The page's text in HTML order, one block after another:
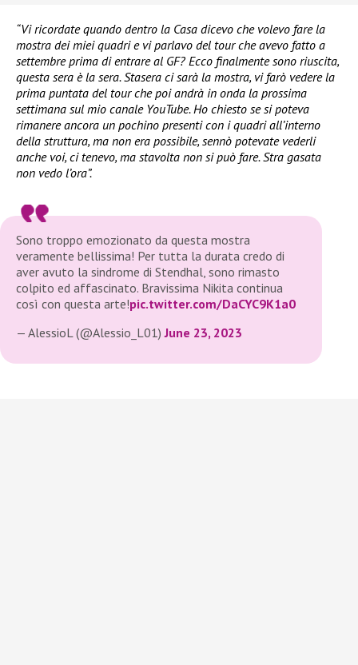
“Vi ricordate quando dentro la Casa dicevo che volevo fare la
mostra dei miei quadri e vi parlavo del tour che avevo fatto a
settembre prima di entrare al GF? Ecco finalmente sono riuscita,
questa sera è la sera. Stasera ci sarà la mostra, vi farò vedere la
prima puntata del tour che poi andrà in onda la prossima
settimana sul mio canale YouTube. Ho chiesto se si poteva
rimanere ancora un pochino presenti con i quadri all’interno
della struttura, ma non era possibile, sennò potevate vederli
anche voi, ci tenevo, ma stavolta non si può fare. Stra gasata
non vedo l’ora”.
Sono troppo emozionato da questa mostra
veramente bellissima! Per tutta la durata credo di
aver avuto la sindrome di Stendhal, sono rimasto
colpito ed affascinato. Bravissima Nikita continua
così con questa arte!pic.twitter.com/DaCYC9K1a0
— AlessioL (@Alessio_L01)June 23, 2023